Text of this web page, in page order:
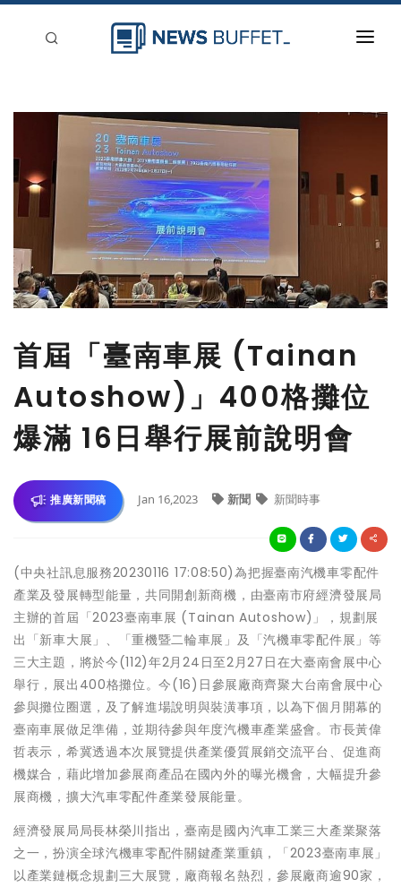
新聞稿分類
首屆「臺南車展 (Tainan
Autoshow)」400格攤位
爆滿 16日舉行展前說明會
推廣新聞稿 Jan 16,2023 新聞 新聞時事
(中央社訊息服務20230116 17:08:50)為把握臺南汽機車零配件
產業及發展轉型能量，共同開創新商機，由臺南市府經濟發展局
主辦的首屆「2023臺南車展 (Tainan Autoshow)」，規劃展
出「新車大展」、「重機暨二輪車展」及「汽機車零配件展」等
三大主題，將於今(112)年2月24日至2月27日在大臺南會展中心
舉行，展出400格攤位。今(16)日參展廠商齊聚大台南會展中心
參與攤位圈選，及了解進場說明與裝潢事項，以為下個月開幕的
臺南車展做足準備，並期待參與年度汽機車產業盛會。市長黃偉
哲表示，希冀透過本次展覽提供產業優質展銷交流平台、促進商
機媒合，藉此增加參展商產品在國內外的曝光機會，大幅提升參
展商機，擴大汽車零配件產業發展能量。
經濟發展局局長林榮川指出，臺南是國內汽車工業三大產業聚落
之一，扮演全球汽機車零配件關鍵產業重鎮，「2023臺南車展」
以產業鏈概念規劃三大展覽，廠商報名熱烈，參展廠商逾90家，